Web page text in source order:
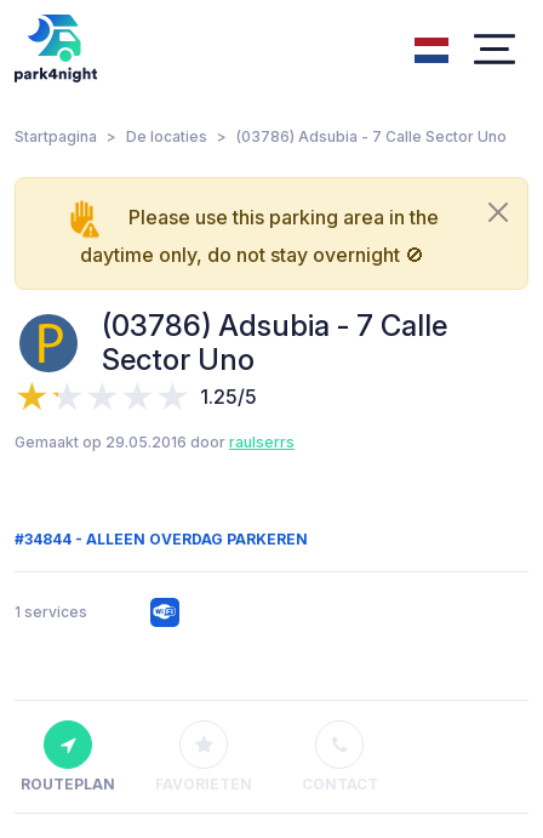
Startpagina De locaties (03786) Adsubia - 7 Calle Sector Uno
Please use this parking area in the
daytime only, do not stay overnight 🚫
(03786) Adsubia - 7 Calle
Sector Uno
1.25/5
Gemaakt op 29.05.2016 door raulserrs
#34844 - ALLEEN OVERDAG PARKEREN
1 services
ROUTEPLAN FAVORIETEN CONTACT